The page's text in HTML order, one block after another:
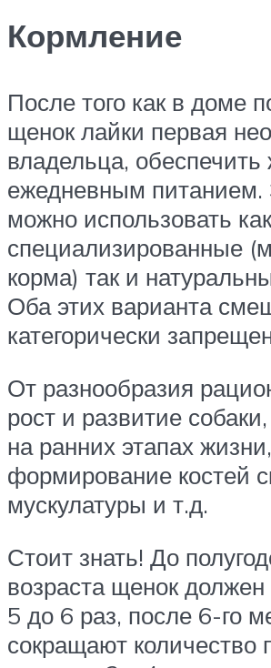
Кормление
После того как в доме
щенок лайки первая
владельца, обеспечить
ежедневным питанием.
можно использовать как
специализированные
корма) так и
Оба этих варианта
категорически
От разнообразия
рост и развитие
на ранних этапах
формирование костей
мускулатуры и т.д.
Стоит знать! До
возраста щенок должен
5 до 6 раз, после 6-го
сокращают количество